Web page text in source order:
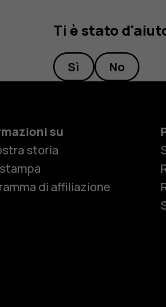
Ti è stato
Sì No
su
storia
di affiliazione